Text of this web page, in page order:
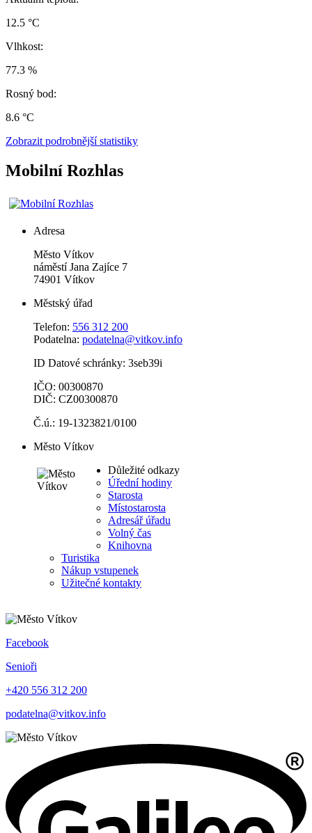
12.5 °C
Vlhkost:
77.3 %
Rosný bod:
8.6 °C
Zobrazit podrobnější statistiky
Mobilní Rozhlas
Adresa
Město Vítkov
náměstí Jana Zajíce 7
74901 Vítkov
Městský úřad
Telefon: 556 312 200
Podatelna: podatelna@vitkov.info
ID Datové schránky: 3seb39i
IČO: 00300870
DIČ: CZ00300870
Č.ú.: 19-1323821/0100
Město Vítkov
Důležité odkazy
Úřední hodiny
Starosta
Místostarosta
Adresář úřadu
Volný čas
Knihovna
Turistika
Nákup vstupenek
Užitečné kontakty
Facebook
Senioři
+420 556 312 200
podatelna@vitkov.info